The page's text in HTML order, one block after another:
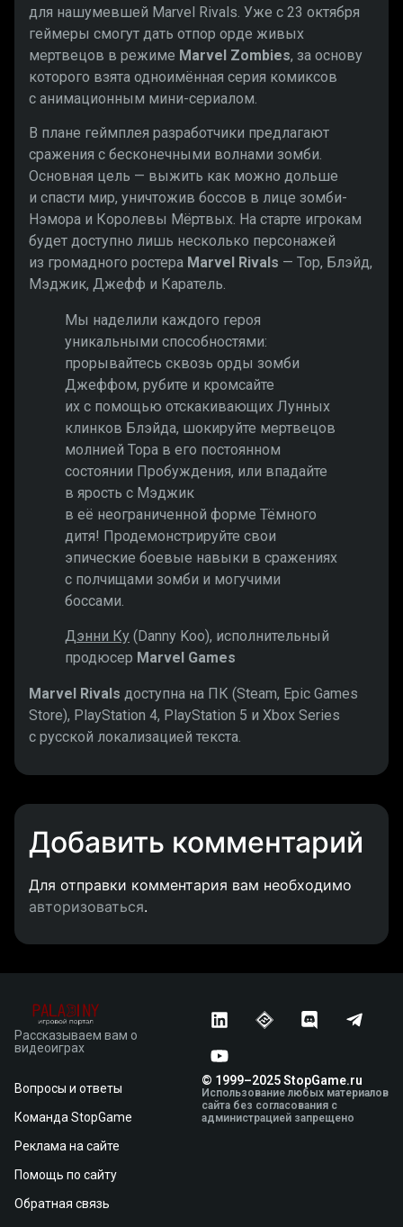
для нашумевшей Marvel Rivals. Уже с 23 октября
геймеры смогут дать отпор орде живых
мертвецов в режиме Marvel Zombies, за основу
которого взята одноимённая серия комиксов
с анимационным мини-сериалом.
В плане геймплея разработчики предлагают
сражения с бесконечными волнами зомби.
Основная цель — выжить как можно дольше
и спасти мир, уничтожив боссов в лице зомби-
Нэмора и Королевы Мёртвых. На старте игрокам
будет доступно лишь несколько персонажей
из громадного ростера Marvel Rivals — Тор, Блэйд,
Мэджик, Джефф и Каратель.
Мы наделили каждого героя
уникальными способностями:
прорывайтесь сквозь орды зомби
Джеффом, рубите и кромсайте
их с помощью отскакивающих Лунных
клинков Блэйда, шокируйте мертвецов
молнией Тора в его постоянном
состоянии Пробуждения, или впадайте
в ярость с Мэджик
в её неограниченной форме Тёмного
дитя! Продемонстрируйте свои
эпические боевые навыки в сражениях
с полчищами зомби и могучими
боссами.
Дэнни Ку (Danny Koo), исполнительный
продюсер Marvel Games
Marvel Rivals доступна на ПК (Steam, Epic Games
Store), PlayStation 4, PlayStation 5 и Xbox Series
с русской локализацией текста.
Добавить комментарий
Для отправки комментария вам необходимо
авторизоваться.
Рассказываем вам о
видеоиграх
Вопросы и ответы
Команда StopGame
Реклама на сайте
Помощь по сайту
Обратная связь
© 1999–2025 StopGame.ru
Использование любых материалов
сайта без согласования с
администрацией запрещено